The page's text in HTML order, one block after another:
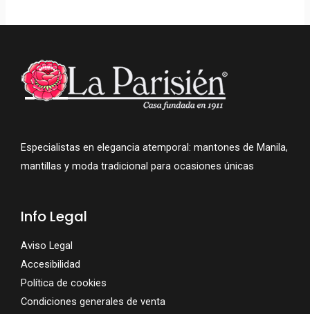
Especialistas en elegancia atemporal: mantones de Manila,
mantillas y moda tradicional para ocasiones únicas
Info Legal
Aviso Legal
Accesibilidad
Política de cookies
Condiciones generales de venta